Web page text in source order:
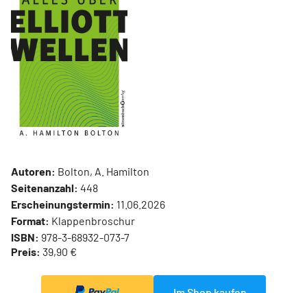
Autoren: Bolton, A. Hamilton
Seitenanzahl: 448
Erscheinungstermin: 11.06.2026
Format: Klappenbroschur
ISBN: 978-3-68932-073-7
Preis: 39,90 €